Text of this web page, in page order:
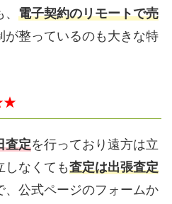
電子契約のリモートで売
が整っているのも大きな特
査定を行っており遠方は立
しなくても査定は出張査定
、公式ページのフォームか